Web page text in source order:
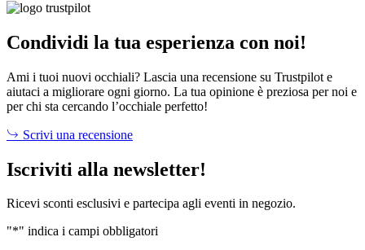
originale
109,00 €.82,00 €.
Condividi la tua esperienza con noi!
Ami i tuoi nuovi occhiali? Lascia una recensione su Trustpilot e
aiutaci a migliorare ogni giorno. La tua opinione è preziosa per noi e
per chi sta cercando l’occhiale perfetto!
Scrivi una recensione
Iscriviti alla newsletter!
Ricevi sconti esclusivi e partecipa agli eventi in negozio.
"*" indica i campi obbligatori